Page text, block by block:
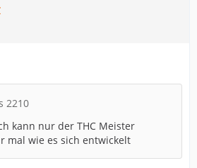
2210
kann nur der THC Meister
mal wie es sich entwickelt